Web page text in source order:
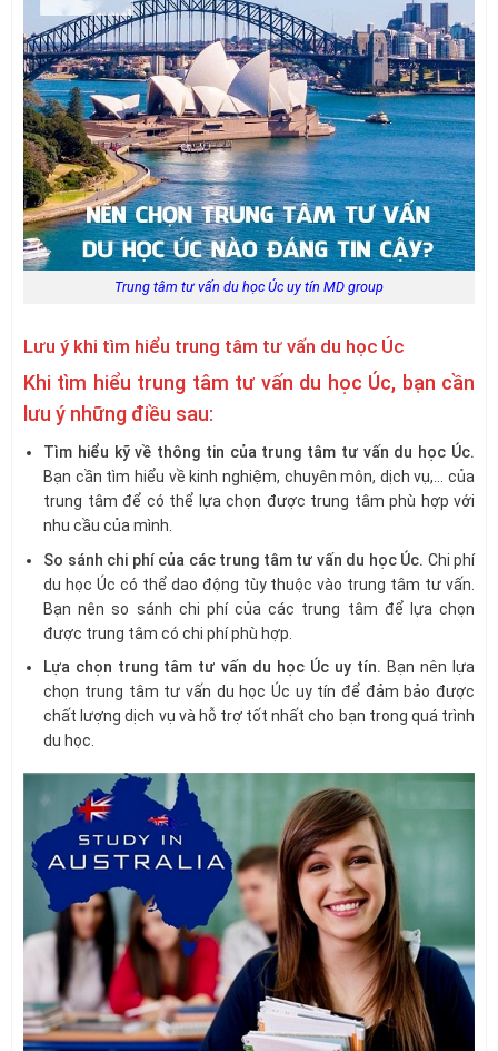
Trung tâm tư vấn du học Úc uy tín MD group
Lưu ý khi tìm hiểu trung tâm tư vấn du học Úc
Khi tìm hiểu trung tâm tư vấn du học Úc, bạn cần
lưu ý những điều sau:
Tìm hiểu kỹ về thông tin của trung tâm tư vấn du học Úc.
Bạn cần tìm hiểu về kinh nghiệm, chuyên môn, dịch vụ,… của
trung tâm để có thể lựa chọn được trung tâm phù hợp với
nhu cầu của mình.
So sánh chi phí của các trung tâm tư vấn du học Úc. Chi phí
du học Úc có thể dao động tùy thuộc vào trung tâm tư vấn.
Bạn nên so sánh chi phí của các trung tâm để lựa chọn
được trung tâm có chi phí phù hợp.
Lựa chọn trung tâm tư vấn du học Úc uy tín. Bạn nên lựa
chọn trung tâm tư vấn du học Úc uy tín để đảm bảo được
chất lượng dịch vụ và hỗ trợ tốt nhất cho bạn trong quá trình
du học.